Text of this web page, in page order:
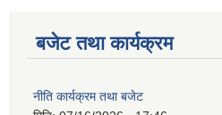
बजेट तथा कार्यक्रम
नीति कार्यक्रम तथा बजेट